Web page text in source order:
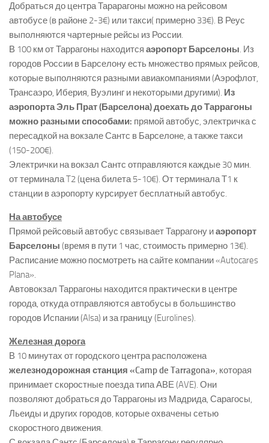
Добраться до центра Тарарагоны можно на рейсовом
автобусе (в районе 2-3€) или такси( примерно 33€). В Реус
выполняются чартерные рейсы из России.
В 100 км от Таррагоны находится аэропорт Барселоны. Из
городов России в Барселону есть множество прямых рейсов,
которые выполняются разными авиакомпаниями (Аэрофлот,
Трансаэро, Иберия, Вуэлинг и некоторыми другими). Из
аэропорта Эль Прат (Барселона) доехать до Таррагоны
можно разными способами: прямой автобус, электричка с
пересадкой на вокзале Сантс в Барселоне, а также такси
(150-200€).
Электрички на вокзал Сантс отправляются каждые 30 мин.
от терминала T2 (цена билета 5-10€). От терминала Т1 к
станции в аэропорту курсирует бесплатный автобус.
На автобусе
Прямой рейсовый автобус связывает Таррагону иаэропорт
Барселоны (время в пути 1 час, стоимость примерно 13€).
Расписание можно посмотреть на сайте компании «Autocares
Plana».
Автовокзал Таррагоны находится практически в центре
города, откуда отправляются автобусы в большинство
городов Испании (Alsa) и за границу (Eurolines).
Железная дорога
В 10 минутах от городского центра расположена
железнодорожная станция «Camp de Tarragona», которая
принимает скоростные поезда типа АВЕ (AVE). Они
позволяют добраться до Таррагоны из Мадрида, Сарагосы,
Льеиды и других городов, которые охвачены сетью
скоростного движения.